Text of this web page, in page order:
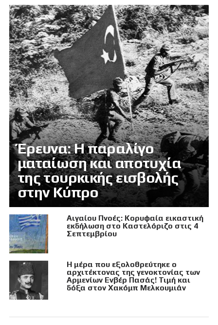
Έρευνα: Η παραλίγο
ματαίωση και αποτυχία
της τουρκικής εισβολής
στην Κύπρο
Αιγαίου Πνοές: Κορυφαία εικαστική
εκδήλωση στο Καστελόριζο στις 4
Σεπτεμβρίου
Η μέρα που εξολοθρεύτηκε ο
αρχιτέκτονας της γενοκτονίας των
Αρμενίων Ενβέρ Πασάς! Τιμή και
δόξα στον Χακόμπ Μελκουμιάν